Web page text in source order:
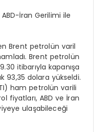
İran Gerilimi ile
Brent petrolün varil
Brent petrolün
itibarıyla kapanışa
93,35 dolara yükseldi.
ham petrolün varili
fiyatları, ABD ve İran
ulaşabileceği